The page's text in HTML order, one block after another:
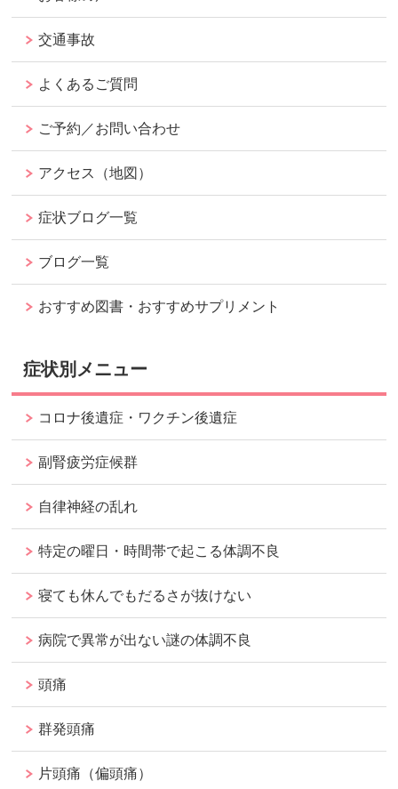
交通事故
よくあるご質問
ご予約／お問い合わせ
アクセス（地図）
症状ブログ一覧
ブログ一覧
おすすめ図書・おすすめサプリメント
症状別メニュー
コロナ後遺症・ワクチン後遺症
副腎疲労症候群
自律神経の乱れ
特定の曜日・時間帯で起こる体調不良
寝ても休んでもだるさが抜けない
病院で異常が出ない謎の体調不良
頭痛
群発頭痛
片頭痛（偏頭痛）